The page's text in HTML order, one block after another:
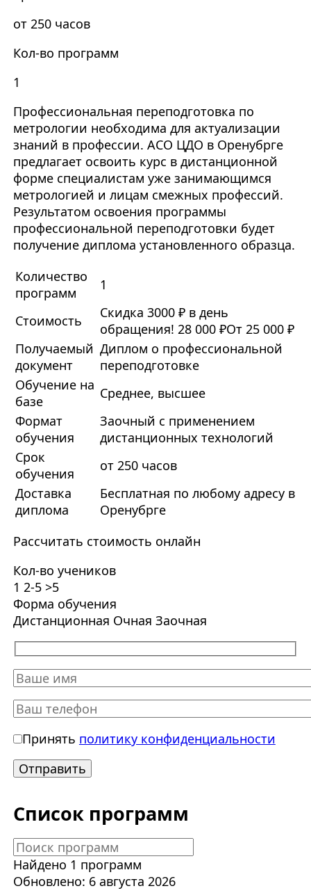
от 250 часов
Кол-во программ
1
Профессиональная переподготовка по
метрологии необходима для актуализации
знаний в профессии. АСО ЦДО в Оренубрге
предлагает освоить курс в дистанционной
форме специалистам уже занимающимся
метрологией и лицам смежных профессий.
Результатом освоения программы
профессиональной переподготовки будет
получение диплома установленного образца.
Количество
программ
1
Стоимость
Скидка 3000 ₽ в день
обращения! 28 000 ₽От 25 000 ₽
Получаемый
документ
Диплом о профессиональной
переподготовке
Обучение на
базе
Среднее, высшее
Формат
обучения
Заочный с применением
дистанционных технологий
Срок
обучения
от 250 часов
Доставка
диплома
Бесплатная по любому адресу в
Оренубрге
Рассчитать стоимость онлайн
Кол-во учеников
1 2-5 >5
Форма обучения
Дистанционная Очная Заочная
Принять политику конфиденциальности
Список программ
Найдено 1 программ
Обновлено: 6 августа 2026